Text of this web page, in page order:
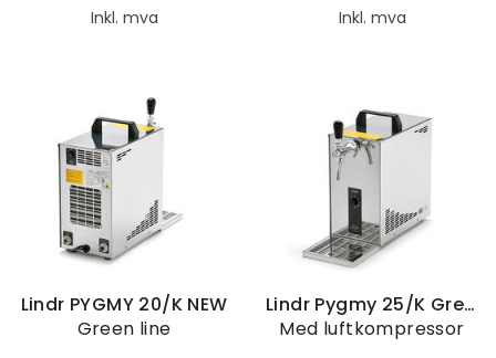
Inkl. mva Inkl. mva
Lindr PYGMY 20/K NEW
Green line
Lindr Pygmy 25/K Green line NEW
Med luftkompressor